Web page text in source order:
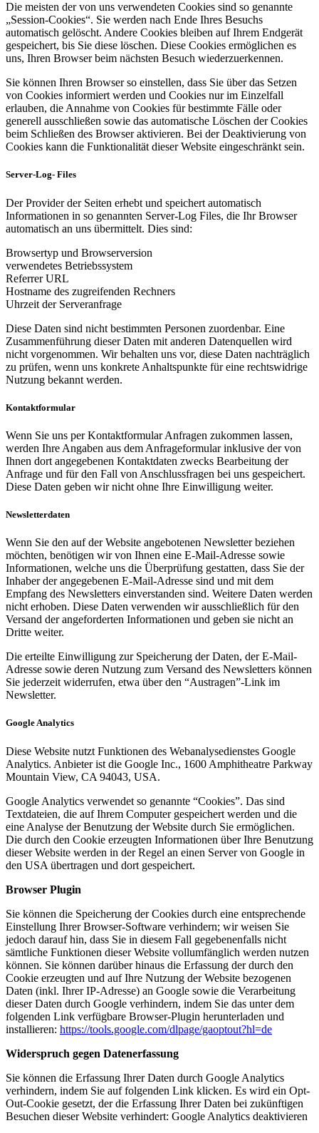
Die meisten der von uns verwendeten Cookies sind so genannte
„Session-Cookies“. Sie werden nach Ende Ihres Besuchs
automatisch gelöscht. Andere Cookies bleiben auf Ihrem Endgerät
gespeichert, bis Sie diese löschen. Diese Cookies ermöglichen es
uns, Ihren Browser beim nächsten Besuch wiederzuerkennen.
Sie können Ihren Browser so einstellen, dass Sie über das Setzen
von Cookies informiert werden und Cookies nur im Einzelfall
erlauben, die Annahme von Cookies für bestimmte Fälle oder
generell ausschließen sowie das automatische Löschen der Cookies
beim Schließen des Browser aktivieren. Bei der Deaktivierung von
Cookies kann die Funktionalität dieser Website eingeschränkt sein.
Server-Log- Files
Der Provider der Seiten erhebt und speichert automatisch
Informationen in so genannten Server-Log Files, die Ihr Browser
automatisch an uns übermittelt. Dies sind:
Browsertyp und Browserversion
verwendetes Betriebssystem
Referrer URL
Hostname des zugreifenden Rechners
Uhrzeit der Serveranfrage
Diese Daten sind nicht bestimmten Personen zuordenbar. Eine
Zusammenführung dieser Daten mit anderen Datenquellen wird
nicht vorgenommen. Wir behalten uns vor, diese Daten nachträglich
zu prüfen, wenn uns konkrete Anhaltspunkte für eine rechtswidrige
Nutzung bekannt werden.
Kontaktformular
Wenn Sie uns per Kontaktformular Anfragen zukommen lassen,
werden Ihre Angaben aus dem Anfrageformular inklusive der von
Ihnen dort angegebenen Kontaktdaten zwecks Bearbeitung der
Anfrage und für den Fall von Anschlussfragen bei uns gespeichert.
Diese Daten geben wir nicht ohne Ihre Einwilligung weiter.
Newsletterdaten
Wenn Sie den auf der Website angebotenen Newsletter beziehen
möchten, benötigen wir von Ihnen eine E-Mail-Adresse sowie
Informationen, welche uns die Überprüfung gestatten, dass Sie der
Inhaber der angegebenen E-Mail-Adresse sind und mit dem
Empfang des Newsletters einverstanden sind. Weitere Daten werden
nicht erhoben. Diese Daten verwenden wir ausschließlich für den
Versand der angeforderten Informationen und geben sie nicht an
Dritte weiter.
Die erteilte Einwilligung zur Speicherung der Daten, der E-Mail-
Adresse sowie deren Nutzung zum Versand des Newsletters können
Sie jederzeit widerrufen, etwa über den “Austragen”-Link im
Newsletter.
Google Analytics
Diese Website nutzt Funktionen des Webanalysedienstes Google
Analytics. Anbieter ist die Google Inc., 1600 Amphitheatre Parkway
Mountain View, CA 94043, USA.
Google Analytics verwendet so genannte “Cookies”. Das sind
Textdateien, die auf Ihrem Computer gespeichert werden und die
eine Analyse der Benutzung der Website durch Sie ermöglichen.
Die durch den Cookie erzeugten Informationen über Ihre Benutzung
dieser Website werden in der Regel an einen Server von Google in
den USA übertragen und dort gespeichert.
Browser Plugin
Sie können die Speicherung der Cookies durch eine entsprechende
Einstellung Ihrer Browser-Software verhindern; wir weisen Sie
jedoch darauf hin, dass Sie in diesem Fall gegebenenfalls nicht
sämtliche Funktionen dieser Website vollumfänglich werden nutzen
können. Sie können darüber hinaus die Erfassung der durch den
Cookie erzeugten und auf Ihre Nutzung der Website bezogenen
Daten (inkl. Ihrer IP-Adresse) an Google sowie die Verarbeitung
dieser Daten durch Google verhindern, indem Sie das unter dem
folgenden Link verfügbare Browser-Plugin herunterladen und
installieren: https://tools.google.com/dlpage/gaoptout?hl=de
Widerspruch gegen Datenerfassung
Sie können die Erfassung Ihrer Daten durch Google Analytics
verhindern, indem Sie auf folgenden Link klicken. Es wird ein Opt-
Out-Cookie gesetzt, der die Erfassung Ihrer Daten bei zukünftigen
Besuchen dieser Website verhindert: Google Analytics deaktivieren